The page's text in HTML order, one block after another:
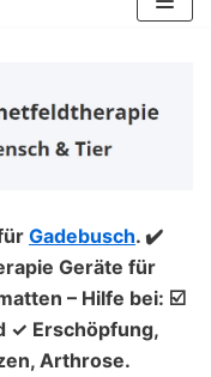
Gadebusch. ✔️
Geräte für
– Hilfe bei: ☑️
✓ Erschöpfung,
Arthrose.